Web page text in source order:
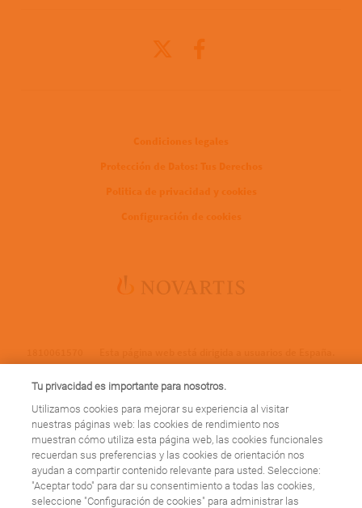
Condiciones legales
Protección de Datos: Tus Derechos
Politica de privacidad y cookies
Configuración de cookies
cierre_web
Esta página web se cerrará el 31 de marzo de 2023, ¡pero esto no es
una despedida! A partir de ahora encontrarás nuestros contenidos
Tu privacidad es importante para nosotros.
Utilizamos cookies para mejorar su experiencia al visitar
nuestras páginas web: las cookies de rendimiento nos
muestran cómo utiliza esta página web, las cookies funcionales
recuerdan sus preferencias y las cookies de orientación nos
ayudan a compartir contenido relevante para usted. Seleccione:
"Aceptar todo" para dar su consentimiento a todas las cookies,
seleccione "Configuración de cookies" para administrar las